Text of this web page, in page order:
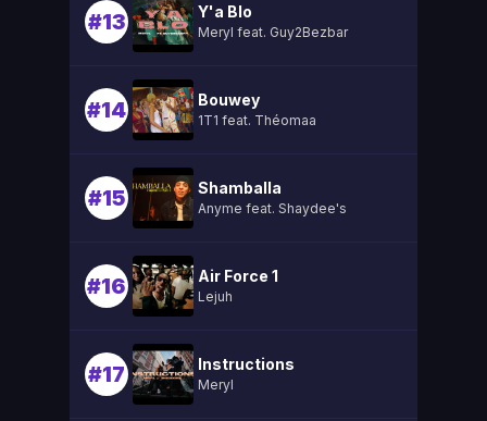
#13 Y'a Blo
Meryl feat. Guy2Bezbar
#14 Bouwey
1T1 feat. Théomaa
#15 Shamballa
Anyme feat. Shaydee's
#16 Air Force 1
Lejuh
#17 Instructions
Meryl